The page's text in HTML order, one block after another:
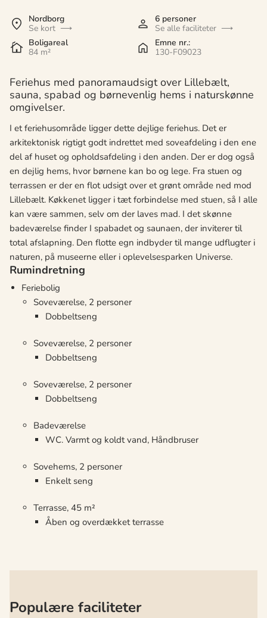
Nordborg
Se kort
6 personer
Se alle faciliteter
Boligareal
84 m²
Emne nr.:
130-F09023
Feriehus med panoramaudsigt over Lillebælt,
sauna, spabad og børnevenlig hems i naturskønne
omgivelser.
I et feriehusområde ligger dette dejlige feriehus. Det er
arkitektonisk rigtigt godt indrettet med soveafdeling i den ene
del af huset og opholdsafdeling i den anden. Der er dog også
en dejlig hems, hvor børnene kan bo og lege. Fra stuen og
terrassen er der en flot udsigt over et grønt område ned mod
Lillebælt. Køkkenet ligger i tæt forbindelse med stuen, så I alle
kan være sammen, selv om der laves mad. I det skønne
badeværelse finder I spabadet og saunaen, der inviterer til
total afslapning. Den flotte egn indbyder til mange udflugter i
naturen, på museerne eller i oplevelsesparken Universe.
Rumindretning
Feriebolig
Soveværelse, 2 personer
Dobbeltseng
Soveværelse, 2 personer
Dobbeltseng
Soveværelse, 2 personer
Dobbeltseng
Badeværelse
WC. Varmt og koldt vand, Håndbruser
Sovehems, 2 personer
Enkelt seng
Terrasse, 45 m²
Åben og overdækket terrasse
Populære faciliteter